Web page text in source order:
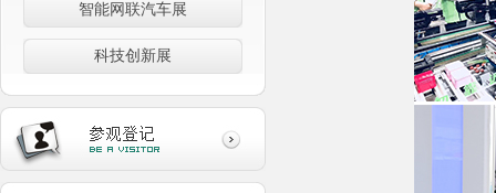
智能网联汽车展
科技创新展